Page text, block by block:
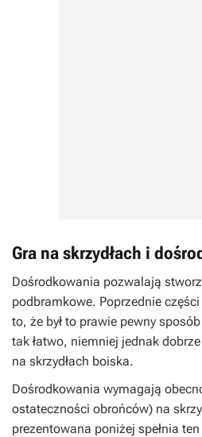
Gra na skrzydłach i
Dośrodkowania pozwalają
podbramkowe. Poprzednie
to, że był to prawie pewny
tak łatwo, niemniej jednak
na skrzydłach boiska.
Dośrodkowania wymagają
ostateczności obrońców) na
prezentowana poniżej spełnia